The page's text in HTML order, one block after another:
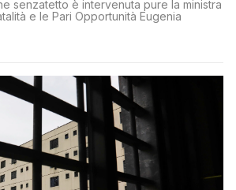
senzatetto è intervenuta pure la ministra
e le Pari Opportunità Eugenia